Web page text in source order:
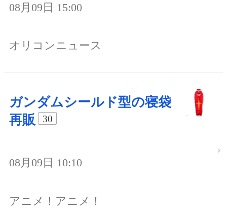
08月09日 15:00
オリコンニュース
ガンダムシールド型の寝袋
再販
30
08月09日 10:10
アニメ！アニメ！